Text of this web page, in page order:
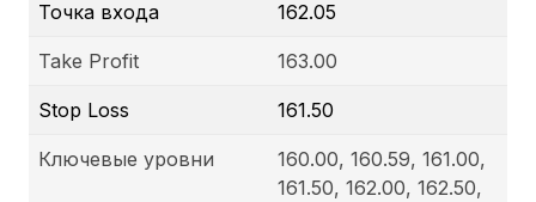
Точка входа 162.05
Take Profit 163.00
Stop Loss 161.50
Ключевые уровни
160.00, 160.59, 161.00,
161.50, 162.00, 162.50,